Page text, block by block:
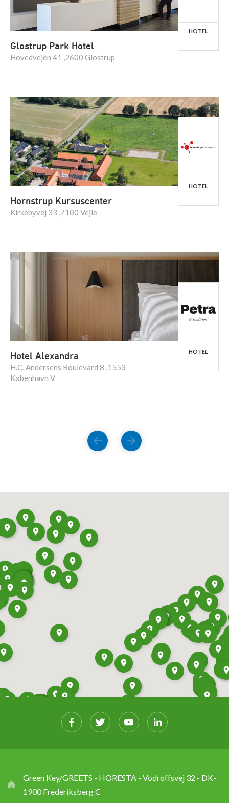
Glostrup Park Hotel
Hovedvejen 41 ,2600 Glostrup
HOTEL
Hornstrup Kursuscenter
Kirkebyvej 33 ,7100 Vejle
HOTEL
Hotel Alexandra
H.C. Andersens Boulevard 8 ,1553
København V
HOTEL
FORRIGE NÆSTE
Green Key/GREETS - HORESTA - Vodroffsvej 32 - DK-
1900 Frederiksberg C